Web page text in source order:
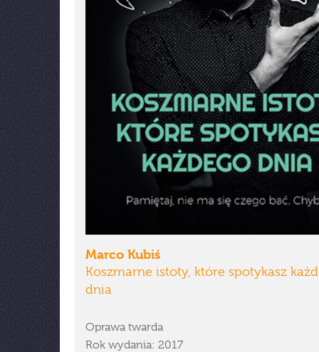
Marco Kubiś
Koszmarne istoty, które spotykasz
dnia
Oprawa twarda
Rok wydania: 2017